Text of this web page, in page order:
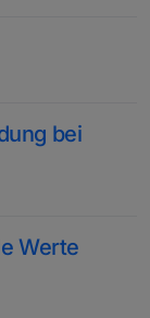
bei
Werte